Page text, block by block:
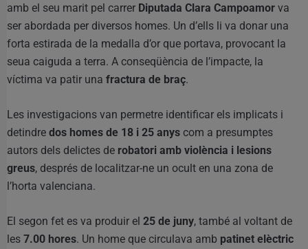
amb el seu marit pel carrer Diputada Clara Campoamor va
ser abordada per diversos homes. Un d’ells li va donar una
forta estirada de la medalla d’or que portava, provocant la
seua caiguda a terra. A conseqüència de l’impacte, la
víctima va patir una fractura de braç.
Les investigacions van permetre identificar els implicats i
detindre dos homes de 18 i 25 anys com a presumptes
autors dels delictes de robatori amb violència i lesions
greus, després de localitzar-ne un ocult en una zona de
l’horta valenciana.
El segon fet es va produir el 25 de juny, també al voltant de
les 7.00 hores. Un home que circulava amb patinet elèctric